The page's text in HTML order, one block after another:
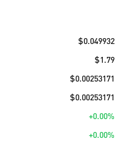
$0.049932
$1.79
$0.00253171
$0.00253171
+0.00%
+0.00%